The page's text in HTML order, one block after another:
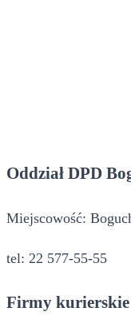
Oddział DPD
Miejscowość:
tel: 22 577-55-55
Firmy kurierskie